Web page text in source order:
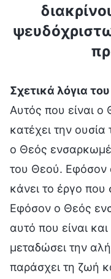
Σχετικά λόγια
Αυτός που είναι
κατέχει την
ο Θεός
του Θεού. Εφόσον
κάνει το έργο που
Εφόσον ο Θεός
αυτό που είναι
μεταδώσει την
παράσχει τη ζωή